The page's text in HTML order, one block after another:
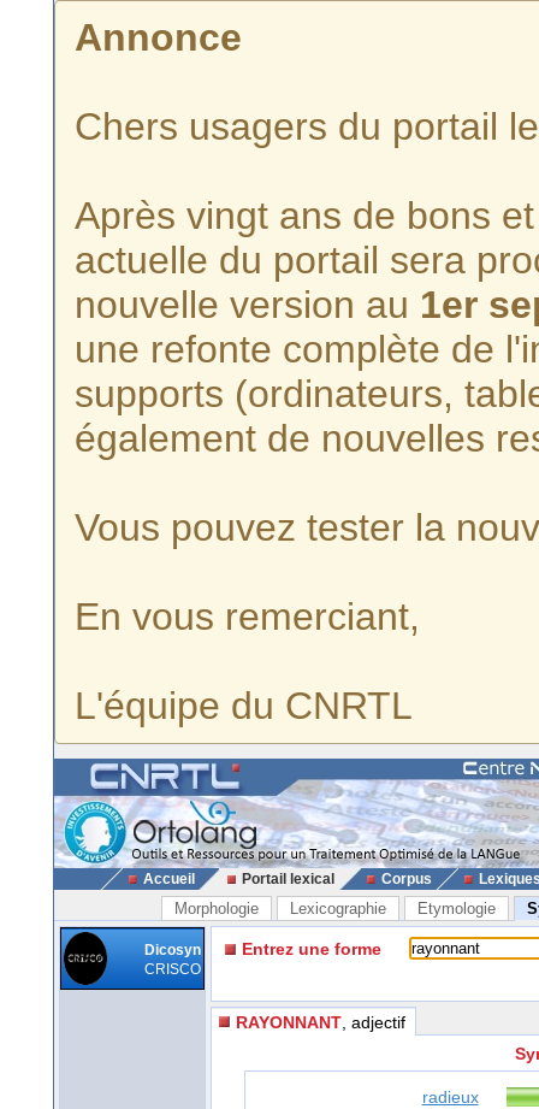
Annonce
Chers usagers du portail
Après vingt ans de bons
actuelle du portail sera
nouvelle version au 1er
une refonte complète de
supports (ordinateurs,
également de nouvelles
Vous pouvez tester la
En vous remerciant,
L'équipe du CNRTL
Accueil Portail lexical Corpus
Morphologie Lexicographie Etymologie
Dicosyn
CRISCO
Entrez une forme
RAYONNANT , adjectif
radieux